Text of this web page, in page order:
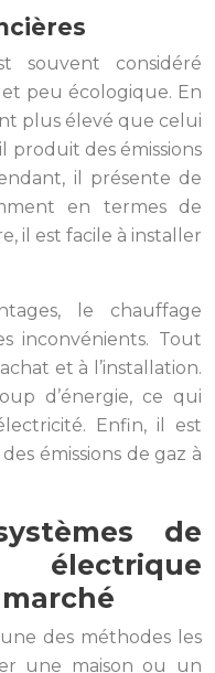
souvent considéré
peu écologique. En
plus élevé que celui
des émissions
il présente de
en termes de
il est facile à installer
le chauffage
inconvénients. Tout
et à l’installation.
d’énergie, ce qui
Enfin, il est
émissions de gaz à
de
des méthodes les
une maison ou un